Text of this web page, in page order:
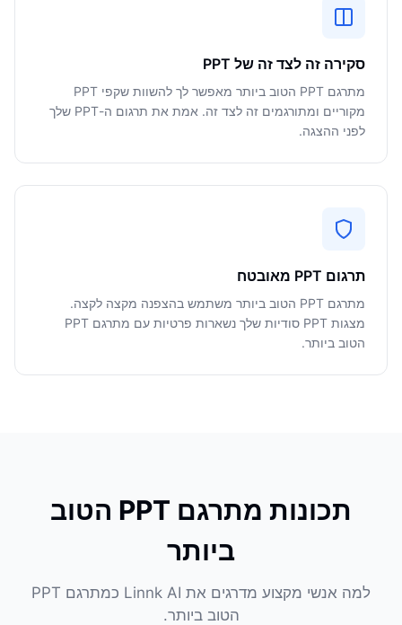
סקירה זה לצד זה של PPT
מתרגם PPT הטוב ביותר מאפשר לך להשוות שקפי PPT
מקוריים ומתורגמים זה לצד זה. אמת את תרגום ה-PPT שלך
לפני ההצגה.
תרגום PPT מאובטח
מתרגם PPT הטוב ביותר משתמש בהצפנה מקצה לקצה.
מצגות PPT סודיות שלך נשארות פרטיות עם מתרגם PPT
הטוב ביותר.
תכונות מתרגם PPT הטוב
ביותר
למה אנשי מקצוע מדרגים את Linnk AI כמתרגם PPT
הטוב ביותר.